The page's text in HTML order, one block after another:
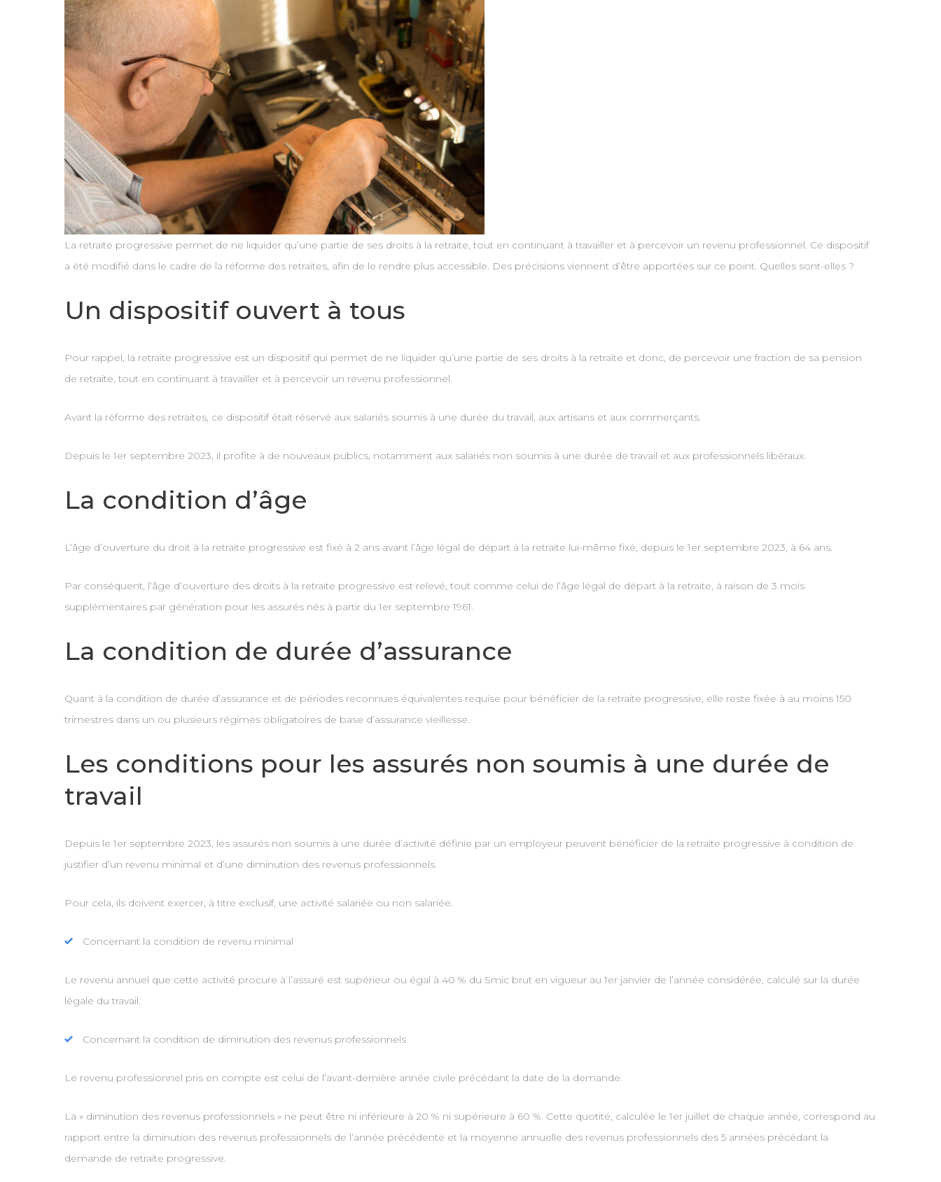
La retraite progressive permet de ne liquider qu’une partie de ses droits à la retraite, tout en continuant à travailler et à percevoir un revenu professionnel. Ce dispositif
a été modifié dans le cadre de la réforme des retraites, afin de le rendre plus accessible. Des précisions viennent d’être apportées sur ce point. Quelles sont-elles ?
Un dispositif ouvert à tous
Pour rappel, la retraite progressive est un dispositif qui permet de ne liquider qu’une partie de ses droits à la retraite et donc, de percevoir une fraction de sa pension
de retraite, tout en continuant à travailler et à percevoir un revenu professionnel.
Avant la réforme des retraites, ce dispositif était réservé aux salariés soumis à une durée du travail, aux artisans et aux commerçants.
Depuis le 1er septembre 2023, il profite à de nouveaux publics, notamment aux salariés non soumis à une durée de travail et aux professionnels libéraux.
La condition d’âge
L’âge d’ouverture du droit à la retraite progressive est fixé à 2 ans avant l’âge légal de départ à la retraite lui-même fixé, depuis le 1er septembre 2023, à 64 ans.
Par conséquent, l’âge d’ouverture des droits à la retraite progressive est relevé, tout comme celui de l’âge légal de départ à la retraite, à raison de 3 mois
supplémentaires par génération pour les assurés nés à partir du 1er septembre 1961.
La condition de durée d’assurance
Quant à la condition de durée d’assurance et de périodes reconnues équivalentes requise pour bénéficier de la retraite progressive, elle reste fixée à au moins 150
trimestres dans un ou plusieurs régimes obligatoires de base d’assurance vieillesse.
Les conditions pour les assurés non soumis à une durée de
travail
Depuis le 1er septembre 2023, les assurés non soumis à une durée d’activité définie par un employeur peuvent bénéficier de la retraite progressive à condition de
justifier d’un revenu minimal et d’une diminution des revenus professionnels.
Pour cela, ils doivent exercer, à titre exclusif, une activité salariée ou non salariée.
Concernant la condition de revenu minimal
Le revenu annuel que cette activité procure à l’assuré est supérieur ou égal à 40 % du Smic brut en vigueur au 1er janvier de l’année considérée, calculé sur la durée
légale du travail.
Concernant la condition de diminution des revenus professionnels
Le revenu professionnel pris en compte est celui de l’avant-dernière année civile précédant la date de la demande.
La « diminution des revenus professionnels » ne peut être ni inférieure à 20 % ni supérieure à 60 %. Cette quotité, calculée le 1er juillet de chaque année, correspond au
rapport entre la diminution des revenus professionnels de l’année précédente et la moyenne annuelle des revenus professionnels des 5 années précédant la
demande de retraite progressive.